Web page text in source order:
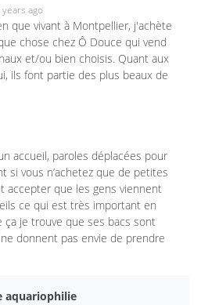
years ago
que vivant à Montpellier, j'achète
chose chez Ô Douce qui vend
et/ou bien choisis. Quant aux
ils font partie des plus beaux de
accueil, paroles déplacées pour
si vous n’achetez que de petites
accepter que les gens viennent
ce qui est très important en
je trouve que ses bacs sont
donnent pas envie de prendre
aquariophilie